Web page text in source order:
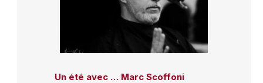
Un été avec … Marc Scoffoni